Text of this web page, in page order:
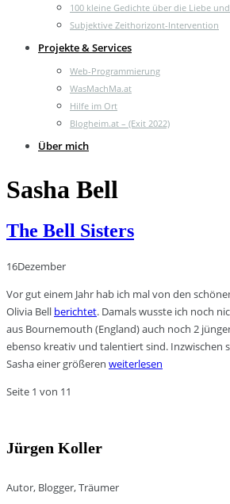
100 kleine Gedichte über die Liebe
Subjektive Zeithorizont-Intervention
Projekte & Services
Web-Programmierung
WasMachMa.at
Hilfe im Ort
Blogheim.at – (Exit 2022)
Über mich
Sasha Bell
The Bell Sisters
16Dezember
Vor gut einem Jahr hab ich mal von den
Olivia Bell berichtet. Damals wusste ich noch
aus Bournemouth (England) auch noch 2
ebenso kreativ und talentiert sind. Inzwischen
Sasha einer größeren weiterlesen
Seite 1 von 11
Jürgen Koller
Autor, Blogger, Träumer